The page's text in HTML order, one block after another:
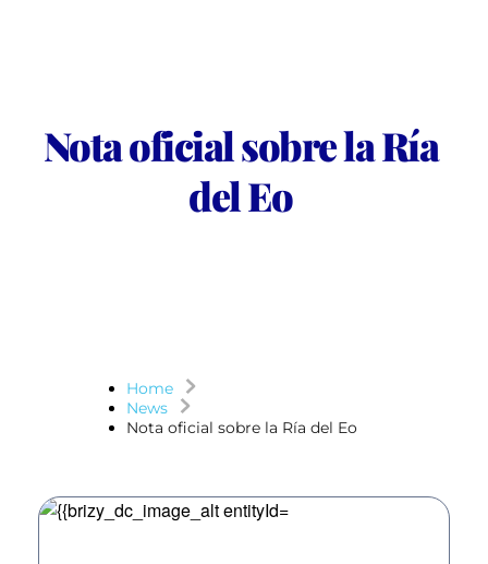
Nota oficial sobre la Ría
del Eo
Home
News
Nota oficial sobre la Ría del Eo